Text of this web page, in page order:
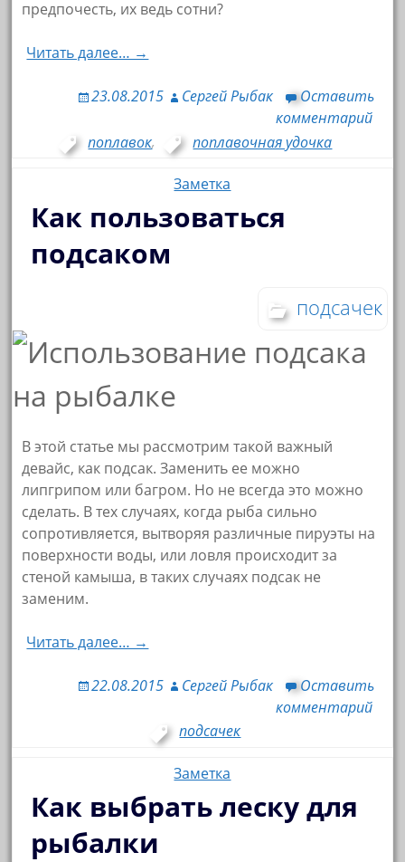
предпочесть, их ведь сотни?
Читать далее… →
23.08.2015 Сергей Рыбак
Оставить
комментарий
поплавок, поплавочная удочка
Заметка
Как пользоваться
подсаком
подсачек
В этой статье мы рассмотрим такой важный
девайс, как подсак. Заменить ее можно
липгрипом или багром. Но не всегда это можно
сделать. В тех случаях, когда рыба сильно
сопротивляется, вытворяя различные пируэты на
поверхности воды, или ловля происходит за
стеной камыша, в таких случаях подсак не
заменим.
Читать далее… →
22.08.2015 Сергей Рыбак
Оставить
комментарий
подсачек
Заметка
Как выбрать леску для
рыбалки